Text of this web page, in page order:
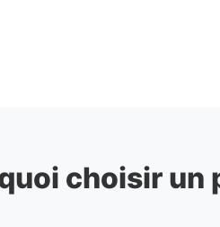
choisir un